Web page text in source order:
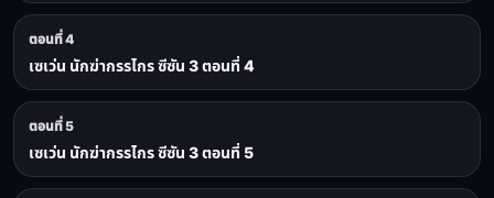
ตอนที่ 4
เซเว่น นักฆ่ากรรไกร ซีซัน 3 ตอนที่ 4
ตอนที่ 5
เซเว่น นักฆ่ากรรไกร ซีซัน 3 ตอนที่ 5